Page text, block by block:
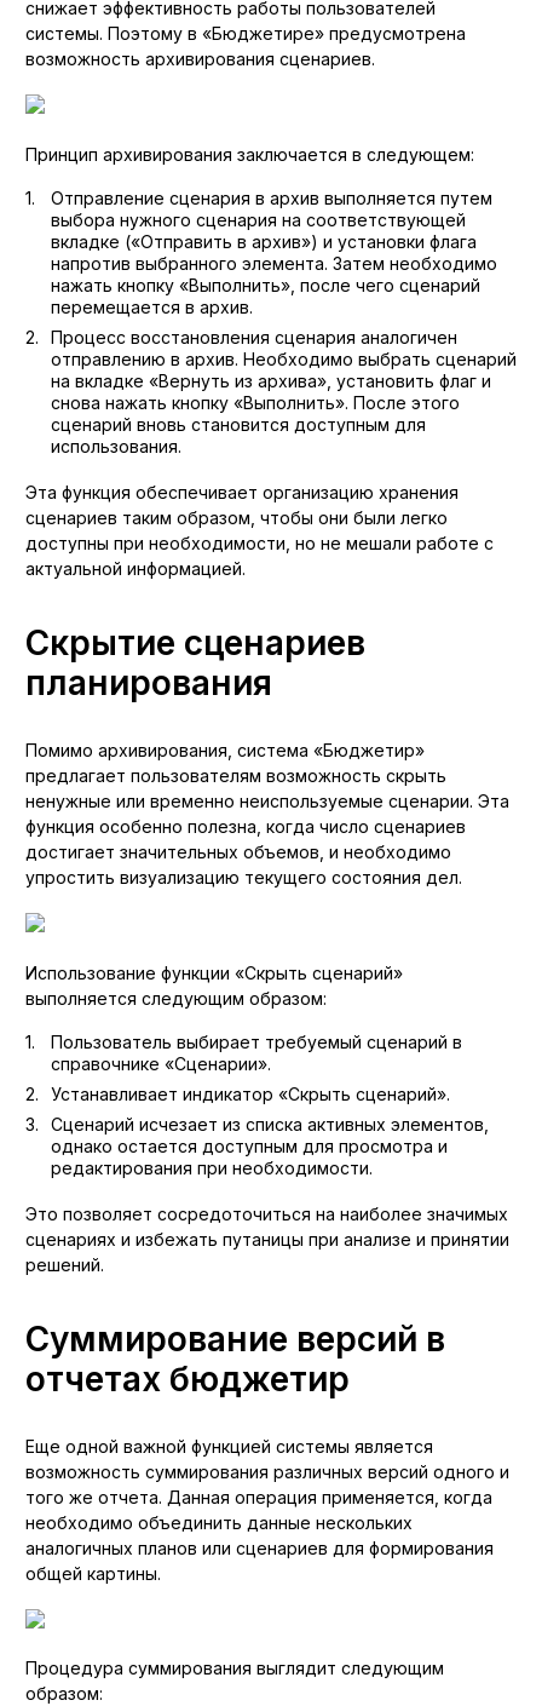
снижает эффективность работы пользователей
системы. Поэтому в «Бюджетире» предусмотрена
возможность архивирования сценариев.
Принцип архивирования заключается в следующем:
Отправление сценария в архив выполняется путем
выбора нужного сценария на соответствующей
вкладке («Отправить в архив») и установки флага
напротив выбранного элемента. Затем необходимо
нажать кнопку «Выполнить», после чего сценарий
перемещается в архив.
Процесс восстановления сценария аналогичен
отправлению в архив. Необходимо выбрать сценарий
на вкладке «Вернуть из архива», установить флаг и
снова нажать кнопку «Выполнить». После этого
сценарий вновь становится доступным для
использования.
Эта функция обеспечивает организацию хранения
сценариев таким образом, чтобы они были легко
доступны при необходимости, но не мешали работе с
актуальной информацией.
Скрытие сценариев
планирования
Помимо архивирования, система «Бюджетир»
предлагает пользователям возможность скрыть
ненужные или временно неиспользуемые сценарии. Эта
функция особенно полезна, когда число сценариев
достигает значительных объемов, и необходимо
упростить визуализацию текущего состояния дел.
Использование функции «Скрыть сценарий»
выполняется следующим образом:
Пользователь выбирает требуемый сценарий в
справочнике «Сценарии».
Устанавливает индикатор «Скрыть сценарий».
Сценарий исчезает из списка активных элементов,
однако остается доступным для просмотра и
редактирования при необходимости.
Это позволяет сосредоточиться на наиболее значимых
сценариях и избежать путаницы при анализе и принятии
решений.
Суммирование версий в
отчетах бюджетир
Еще одной важной функцией системы является
возможность суммирования различных версий одного и
того же отчета. Данная операция применяется, когда
необходимо объединить данные нескольких
аналогичных планов или сценариев для формирования
общей картины.
Процедура суммирования выглядит следующим
образом: